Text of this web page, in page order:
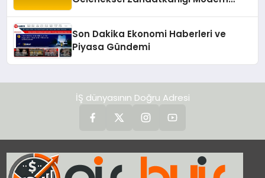
Son Dakika Ekonomi Haberleri ve
Piyasa Gündemi
İŞ dünyasının Doğru Adresi